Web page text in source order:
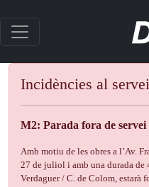
Incidències al servei
M2: Parada fora de servei
Amb motiu de les obres a l’Av.
27 de juliol i amb una durada de
Verdaguer / C. de Colom, estarà